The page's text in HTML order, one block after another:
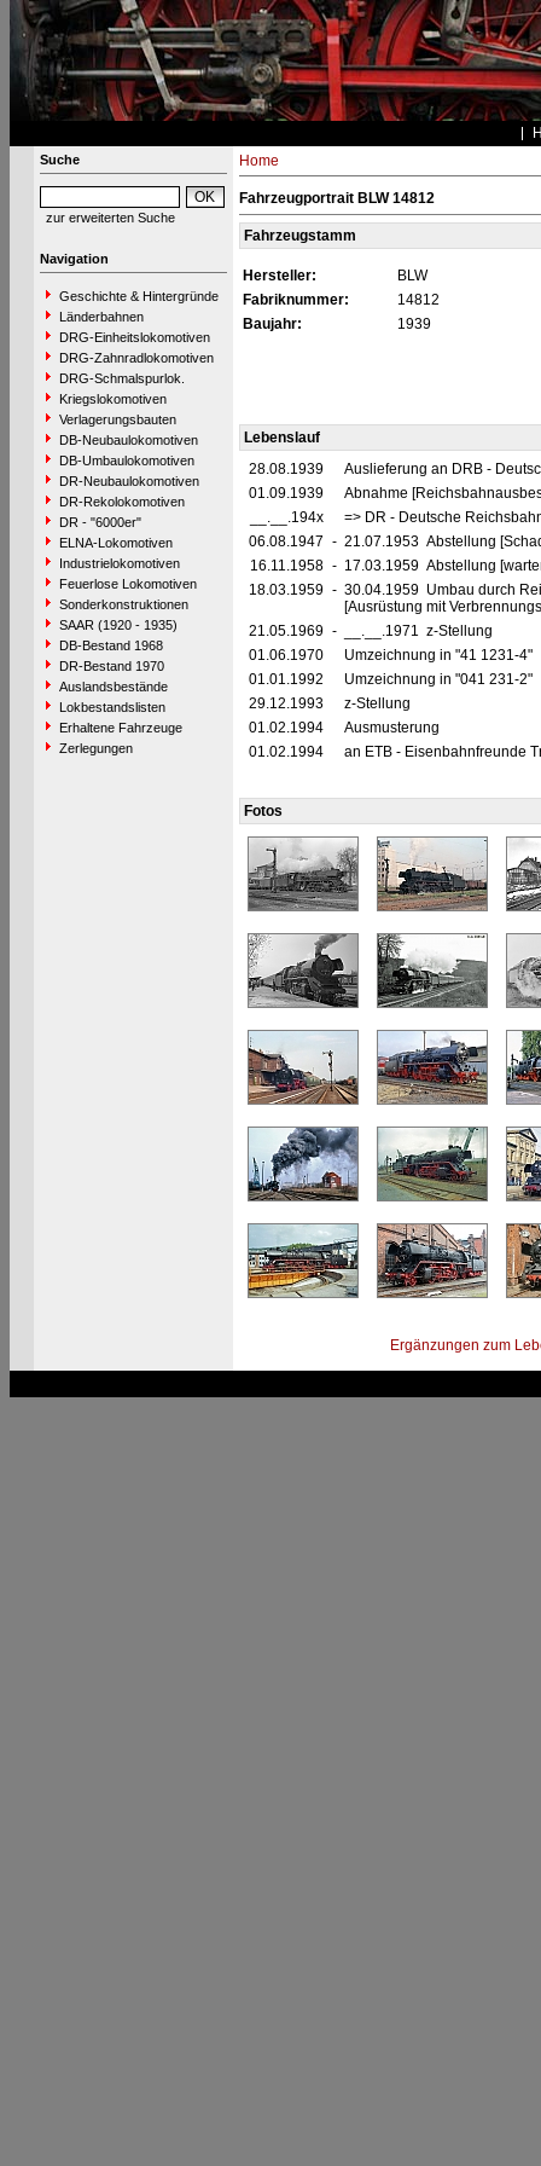
Suche
zur erweiterten Suche
Navigation
Geschichte & Hintergründe
Länderbahnen
DRG-Einheitslokomotiven
DRG-Zahnradlokomotiven
DRG-Schmalspurlok.
Kriegslokomotiven
Verlagerungsbauten
DB-Neubaulokomotiven
DB-Umbaulokomotiven
DR-Neubaulokomotiven
DR-Rekolokomotiven
DR - "6000er"
ELNA-Lokomotiven
Industrielokomotiven
Feuerlose Lokomotiven
Sonderkonstruktionen
SAAR (1920 - 1935)
DB-Bestand 1968
DR-Bestand 1970
Auslandsbestände
Lokbestandslisten
Erhaltene Fahrzeuge
Zerlegungen
Home
Fahrzeugportrait BLW 14812
Fahrzeugstamm
Hersteller:
BLW
Fabriknummer:
14812
Baujahr:
1939
Lebenslauf
28.08.1939
Auslieferung an DRB -
01.09.1939
Abnahme
__.__.194x
=> DR - Deutsche
06.08.1947 - 21.07.1953 Abstellung
16.11.1958 - 17.03.1959 Abstellung
18.03.1959 - 30.04.1959 Umbau durch
[Ausrüstung mit
21.05.1969 -
__.__.1971 z-Stellung
01.06.1970
Umzeichnung in "41 1231-4"
01.01.1992
Umzeichnung in "041 231-2"
29.12.1993
z-Stellung
01.02.1994
Ausmusterung
01.02.1994
an ETB - Eisenbahnfreunde
Fotos
Ergänzungen zum